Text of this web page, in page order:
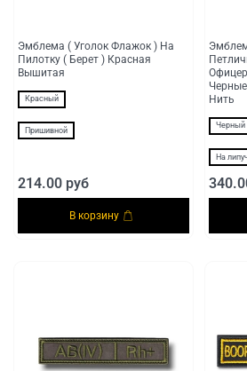
Эмблема ( Уголок Флажок ) На
Пилотку ( Берет ) Красная
Вышитая
Красный
Пришивной
214.00 руб
В корзину
Нить
Черный
На